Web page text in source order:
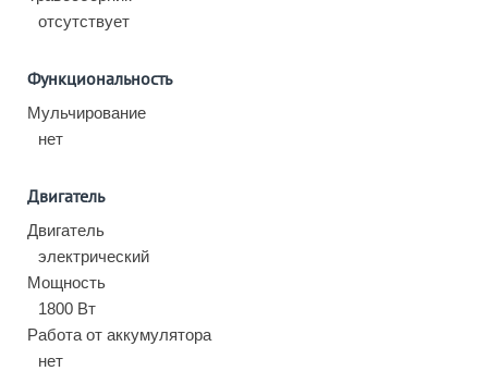
отсутствует
Функциональность
Мульчирование
нет
Двигатель
Двигатель
электрический
Мощность
1800 Вт
Работа от аккумулятора
нет